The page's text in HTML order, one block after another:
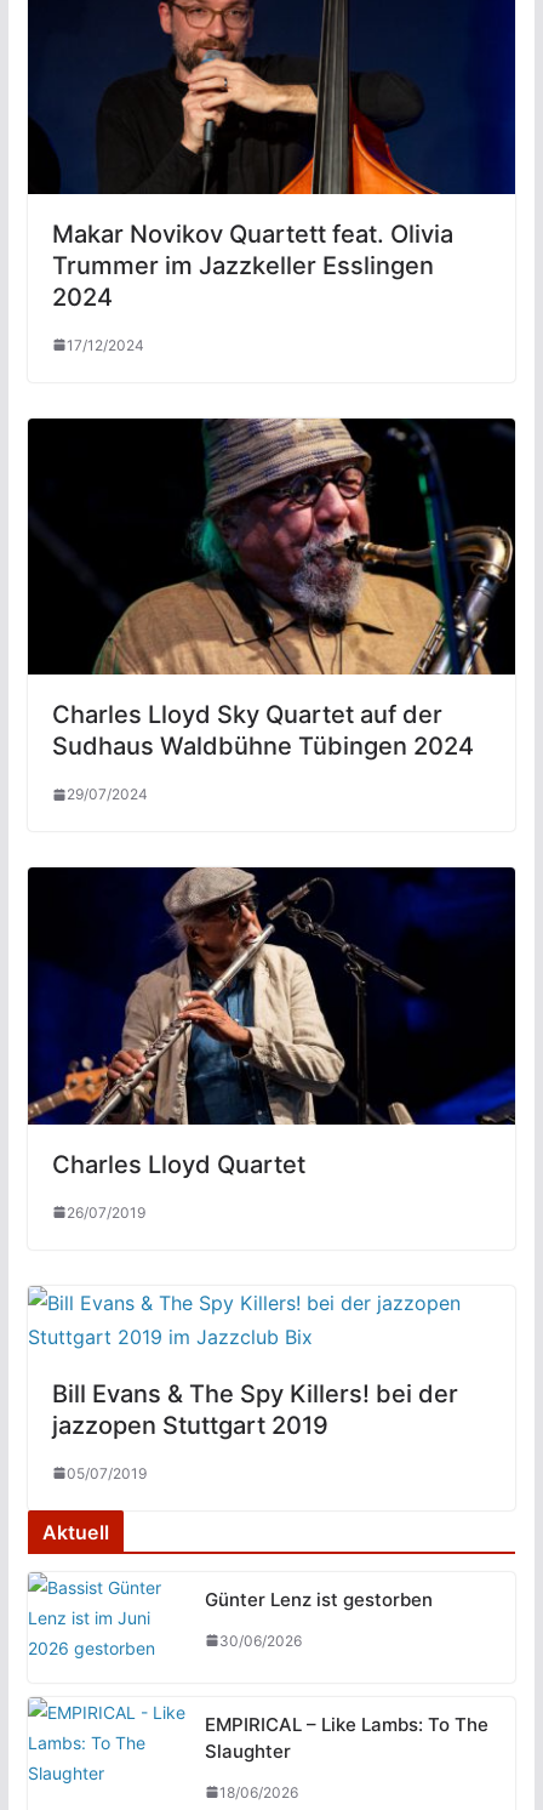
Makar Novikov Quartett feat. Olivia
Trummer im Jazzkeller Esslingen
2024
17/12/2024
Charles Lloyd Sky Quartet auf der
Sudhaus Waldbühne Tübingen 2024
29/07/2024
Charles Lloyd Quartet
26/07/2019
Bill Evans & The Spy Killers! bei der
jazzopen Stuttgart 2019
05/07/2019
Aktuell
Günter Lenz ist gestorben
30/06/2026
EMPIRICAL – Like Lambs: To The
Slaughter
18/06/2026